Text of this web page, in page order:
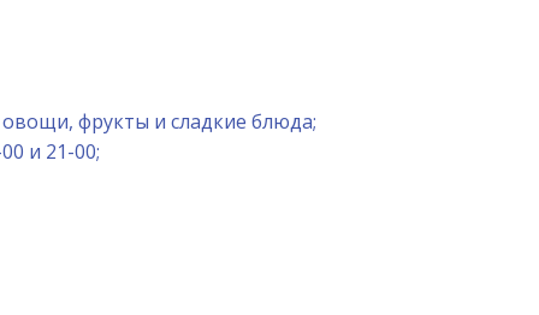
овощи, фрукты и сладкие блюда;
и 21-00;